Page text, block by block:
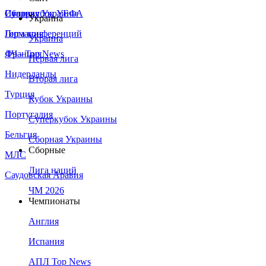
Сборная Украины
Италия
Германия
Франция
Нидерланды
Турция
Португалия
Бельгия
МЛС
Саудовская Аравия
Суперкубок УЕФА
Лига конференций
ЛЧ - Top News
Украина
Украина
Первая лига
Вторая лига
Кубок Украины
Суперкубок Украины
Сборная Украины
Сборные
Лига наций
ЧМ 2026
Чемпионаты
Англия
Испания
АПЛ Top News